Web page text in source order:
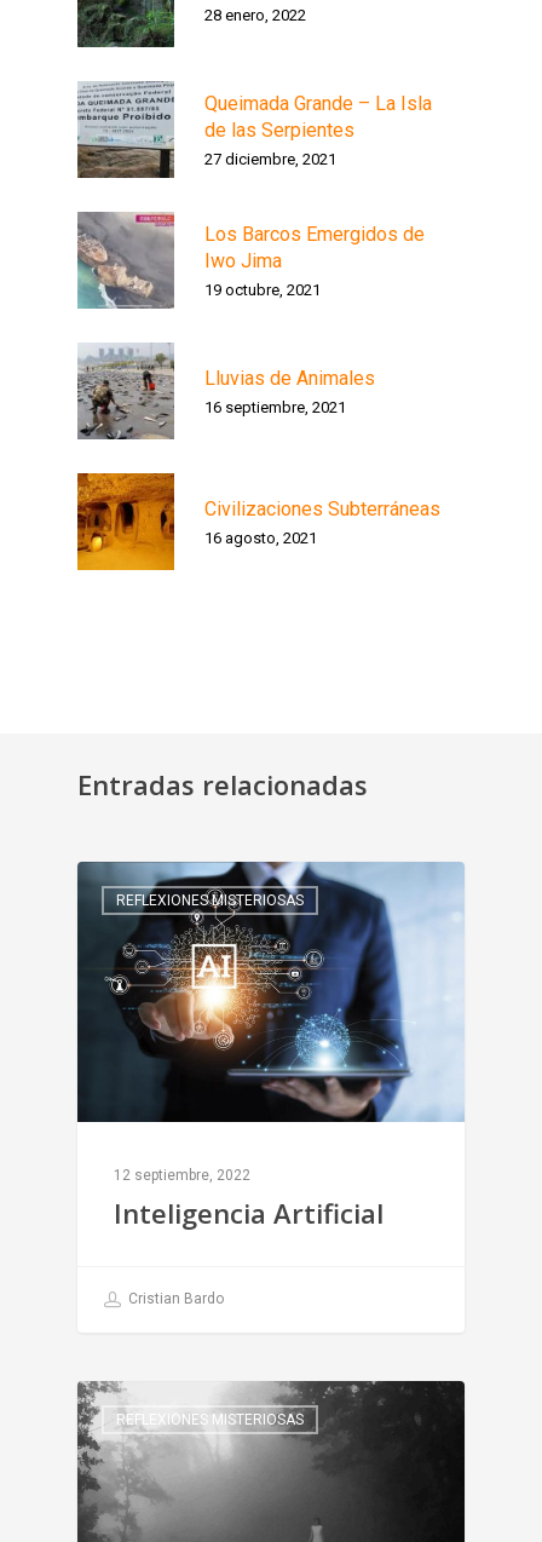
28 enero, 2022
Queimada Grande – La Isla
de las Serpientes
27 diciembre, 2021
Los Barcos Emergidos de
Iwo Jima
19 octubre, 2021
Lluvias de Animales
16 septiembre, 2021
Civilizaciones Subterráneas
16 agosto, 2021
Entradas relacionadas
REFLEXIONES MISTERIOSAS
12 septiembre, 2022
Inteligencia Artificial
Cristian Bardo
REFLEXIONES MISTERIOSAS